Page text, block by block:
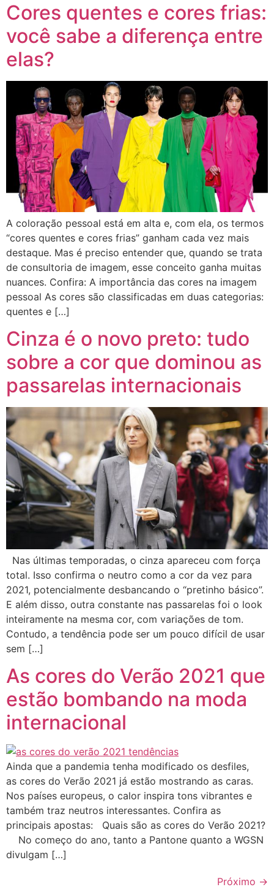
Cores quentes e cores frias:
você sabe a diferença entre
elas?
A coloração pessoal está em alta e, com ela, os termos
“cores quentes e cores frias” ganham cada vez mais
destaque. Mas é preciso entender que, quando se trata
de consultoria de imagem, esse conceito ganha muitas
nuances. Confira: A importância das cores na imagem
pessoal As cores são classificadas em duas categorias:
quentes e […]
Cinza é o novo preto: tudo
sobre a cor que dominou as
passarelas internacionais
Nas últimas temporadas, o cinza apareceu com força
total. Isso confirma o neutro como a cor da vez para
2021, potencialmente desbancando o “pretinho básico”.
E além disso, outra constante nas passarelas foi o look
inteiramente na mesma cor, com variações de tom.
Contudo, a tendência pode ser um pouco difícil de usar
sem […]
As cores do Verão 2021 que
estão bombando na moda
internacional
Ainda que a pandemia tenha modificado os desfiles,
as cores do Verão 2021 já estão mostrando as caras.
Nos países europeus, o calor inspira tons vibrantes e
também traz neutros interessantes. Confira as
principais apostas: Quais são as cores do Verão 2021?
No começo do ano, tanto a Pantone quanto a WGSN
divulgam […]
Próximo →